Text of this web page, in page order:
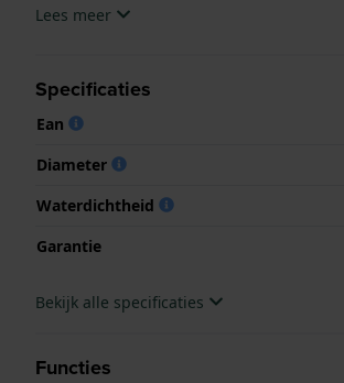
.Lees meer
Specificaties
Ean
Diameter
Waterdichtheid
Garantie
Bekijk alle specificaties
Functies